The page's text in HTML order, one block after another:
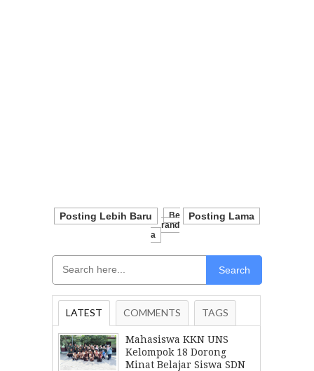
Posting Lebih Baru Posting Lama
Be
Rand
A
Search
LATEST COMMENTS TAGS
Mahasiswa KKN UNS
Kelompok 18 Dorong
Minat Belajar Siswa SDN